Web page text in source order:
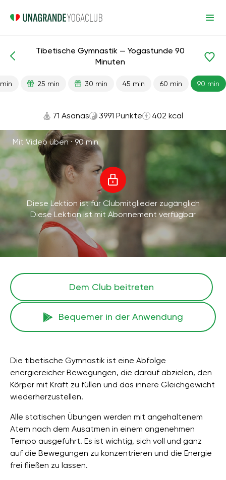
Energie
Tibetische Gymnastik — Yogastunde 90
Minuten
25 min 30 min 45 min 60 min 90 min
71 Asanas 3991 Punkte 402 kcal
Mit Video üben ·90 min
Diese Lektion ist für Clubmitglieder zugänglich
Diese Lektion ist mit Abonnement verfügbar
Dem Club beitreten
Bequemer in der Anwendung
Die tibetische Gymnastik ist eine Abfolge
energiereicher Bewegungen, die darauf abzielen, den
Körper mit Kraft zu füllen und das innere Gleichgewicht
wiederherzustellen.
Alle statischen Übungen werden mit angehaltenem
Atem nach dem Ausatmen in einem angenehmen
Tempo ausgeführt. Es ist wichtig, sich voll und ganz
auf die Bewegungen zu konzentrieren und die Energie
frei fließen zu lassen.